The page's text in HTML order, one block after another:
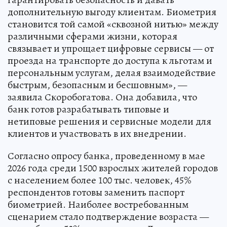
дополнительную выгоду клиентам. Биометрия
становится той самой «сквозной нитью» между
различными сферами жизни, которая
связывает и упрощает цифровые сервисы — от
проезда на транспорте до доступа к льготам и
персональным услугам, делая взаимодействие
быстрым, безопасным и бесшовным», —
заявила Скоробогатова. Она добавила, что
банк готов разрабатывать типовые и
нетиповые решения и сервисные модели для
клиентов и участвовать в их внедрении.
Согласно опросу банка, проведенному в мае
2026 года среди 1500 взрослых жителей городов
с населением более 100 тыс. человек, 45%
респондентов готовы заменить паспорт
биометрией. Наиболее востребованным
сценарием стало подтверждение возраста —